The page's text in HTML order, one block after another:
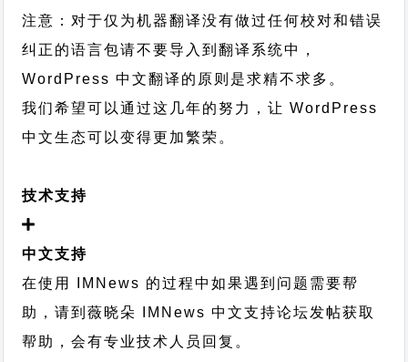
注意：对于仅为机器翻译没有做过任何校对和错误
纠正的语言包请不要导入到翻译系统中，
WordPress 中文翻译的原则 是求精不求多。
我们希望可以通过这几年的努力，让 WordPress
中文生态可以变得更加繁荣。
技术支持
中文支持
在使用 IMNews 的过程中如果遇到问题需要帮
助，请到薇晓朵
IMNews 中文支持论坛发帖获取
帮助，会有专业技术人员回复。